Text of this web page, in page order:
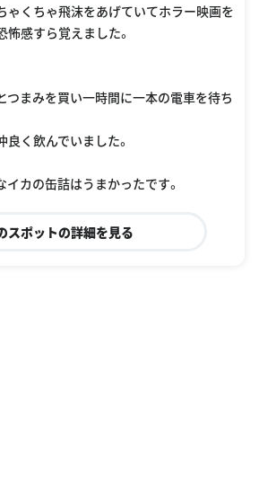
ゃくちゃ飛沫をあげていてホラー映画を
感すら覚えました。
つまみを買い一時間に一本の電車を待ち
く飲んでいました。
カの缶詰はうまかったです。
スポットの詳細を見る